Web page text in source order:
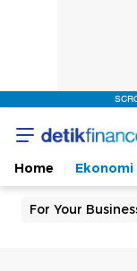
Home Ekonomi
For Your